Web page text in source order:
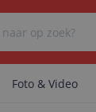
Foto & Video